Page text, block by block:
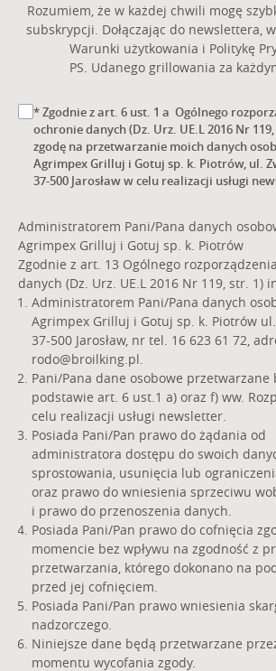
Rozumiem, że w każdej chwili mogę
subskrypcji. Dołączając do newslettera,
Warunki użytkowania i Politykę
PS. Udanego grillowania za
* Zgodnie z art. 6 ust. 1 a Ogólnego
ochronie danych (Dz. Urz. UE.L 2016 Nr
zgodę na przetwarzanie moich danych
Agrimpex Grilluj i Gotuj sp. k. Piotrów, ul.
37-500 Jarosław w celu realizacji usługi
Administratorem Pani/Pana danych
Agrimpex Grilluj i Gotuj sp. k. Piotrów
Zgodnie z art. 13 Ogólnego
danych (Dz. Urz. UE.L 2016 Nr 119, str. 1)
Administratorem Pani/Pana danych
Agrimpex Grilluj i Gotuj sp. k. Piotrów
37-500 Jarosław, nr tel. 16 623 61 72,
rodo@broilking.pl.
Pani/Pana dane osobowe przetwarzane
podstawie art. 6 ust.1 a) oraz f) ww.
celu realizacji usługi newsletter.
Posiada Pani/Pan prawo do żądania od
administratora dostępu do swoich
sprostowania, usunięcia lub
oraz prawo do wniesienia sprzeciwu
i prawo do przenoszenia danych.
Posiada Pani/Pan prawo do cofnięcia
momencie bez wpływu na zgodność z
przetwarzania, którego dokonano na
przed jej cofnięciem.
Posiada Pani/Pan prawo wniesienia
nadzorczego.
Niniejsze dane będą przetwarzane
momentu wycofania zgody.